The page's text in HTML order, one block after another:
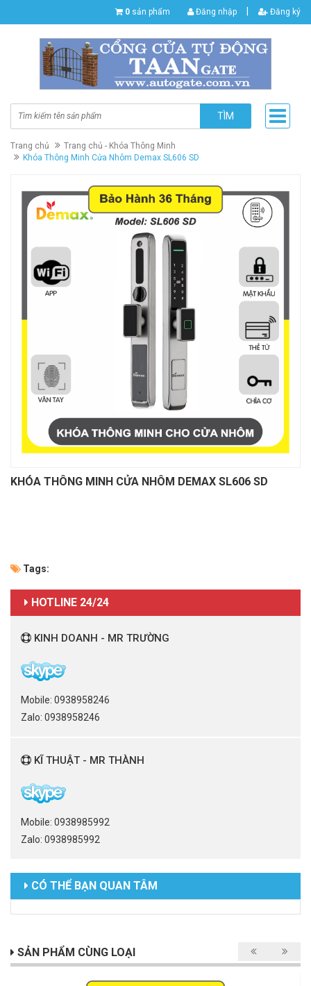
0 sản phẩm Đăng nhập Đăng ký
TÌM
Trang chủ
Trang chủ - Khóa Thông Minh
Khóa Thông Minh Cửa Nhôm Demax SL606 SD
KHÓA THÔNG MINH CỬA NHÔM DEMAX SL606 SD
Tags:
HOTLINE 24/24
KINH DOANH - MR TRƯỜNG
Mobile: 0938958246
Zalo: 0938958246
KĨ THUẬT - MR THÀNH
Mobile: 0938985992
Zalo: 0938985992
CÓ THỂ BẠN QUAN TÂM
SẢN PHẨM CÙNG LOẠI